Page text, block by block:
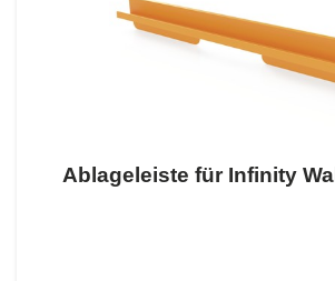
Ablageleiste für Infinity Wall